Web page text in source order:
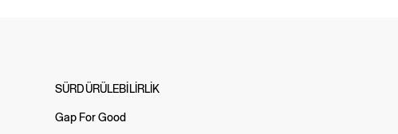
SÜRDÜRÜLEBİLİRLİK
Gap For Good